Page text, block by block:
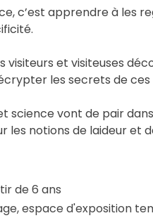
c’est apprendre à les
visiteurs et visiteuses
les secrets de ces
science vont de pair
les notions de laideur et
de 6 ans
espace d'exposition